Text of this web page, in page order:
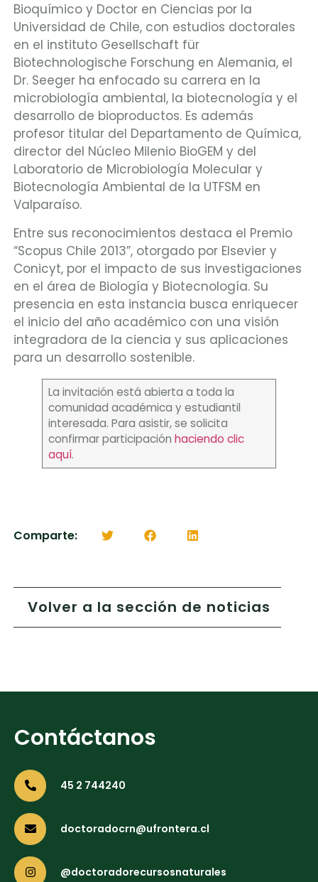
Bioquímico y Doctor en Ciencias por la
Universidad de Chile, con estudios doctorales
en el instituto Gesellschaft für
Biotechnologische Forschung en Alemania, el
Dr. Seeger ha enfocado su carrera en la
microbiología ambiental, la biotecnología y el
desarrollo de bioproductos. Es además
profesor titular del Departamento de Química,
director del Núcleo Milenio BioGEM y del
Laboratorio de Microbiología Molecular y
Biotecnología Ambiental de la UTFSM en
Valparaíso.
Entre sus reconocimientos destaca el Premio
“Scopus Chile 2013”, otorgado por Elsevier y
Conicyt, por el impacto de sus investigaciones
en el área de Biología y Biotecnología. Su
presencia en esta instancia busca enriquecer
el inicio del año académico con una visión
integradora de la ciencia y sus aplicaciones
para un desarrollo sostenible.
La invitación está abierta a toda la
comunidad académica y estudiantil
interesada. Para asistir, se solicita
confirmar participación haciendo clic
aquí.
Comparte:
Volver a la sección de noticias
Contáctanos
45 2 744240
doctoradocrn@ufrontera.cl
@doctoradorecursosnaturales